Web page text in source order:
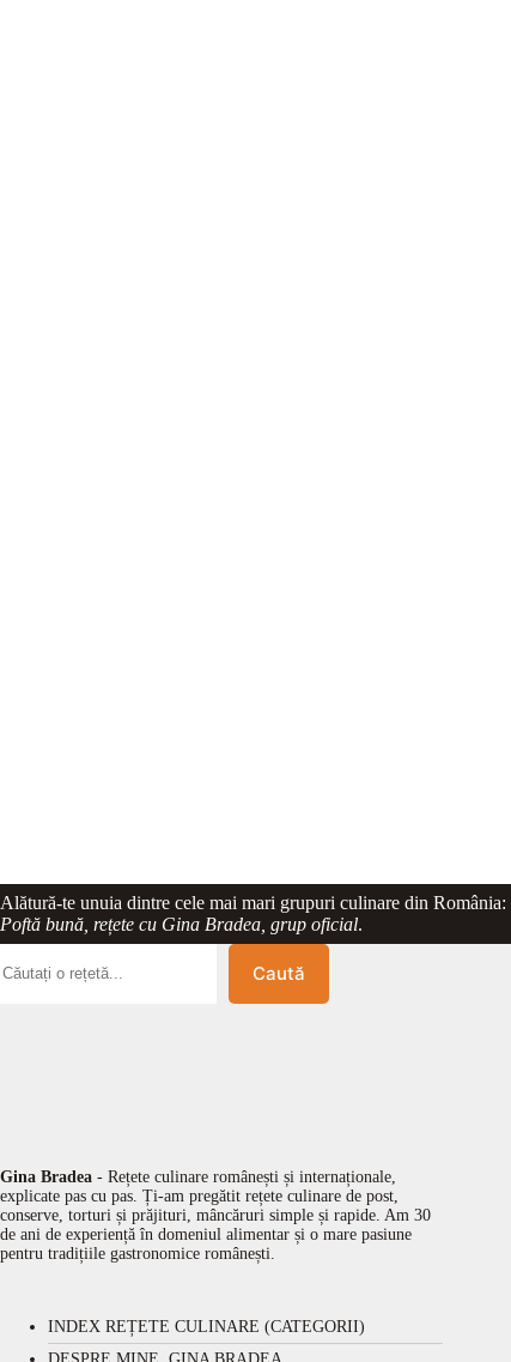
Alătură-te unuia dintre cele mai mari grupuri culinare din România:
Poftă bună, rețete cu Gina Bradea, grup oficial.
Caută
Gina Bradea - Rețete culinare românești și internaționale,
explicate pas cu pas. Ți-am pregătit rețete culinare de post,
conserve, torturi și prăjituri, mâncăruri simple și rapide. Am 30
de ani de experiență în domeniul alimentar și o mare pasiune
pentru tradițiile gastronomice românești.
INDEX REȚETE CULINARE (CATEGORII)